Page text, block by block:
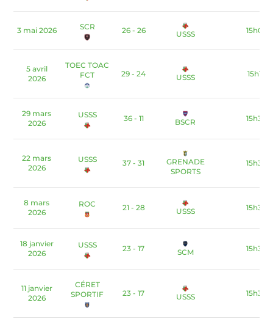
3 mai 2026 SCR 26 - 26 USSS 15h00
5 avril
2026
TOEC TOAC
FCT
29 - 24 USSS 15h15
29 mars
2026
USSS 36 - 11 BSCR 15h30
22 mars
2026
USSS 37 - 31
GRENADE
SPORTS
15h30
8 mars
2026
ROC 21 - 28 USSS 15h30
18 janvier
2026
USSS 23 - 17 SCM 15h30
11 janvier
2026
CÉRET
SPORTIF
23 - 17 USSS 15h30